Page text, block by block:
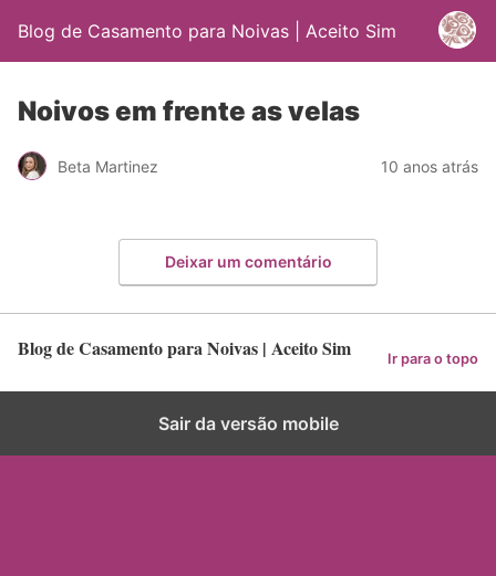
Blog de Casamento para Noivas | Aceito Sim
Noivos em frente as velas
Beta Martinez 10 anos atrás
Deixar um comentário
Blog de Casamento para Noivas | Aceito Sim Ir para o topo
Sair da versão mobile